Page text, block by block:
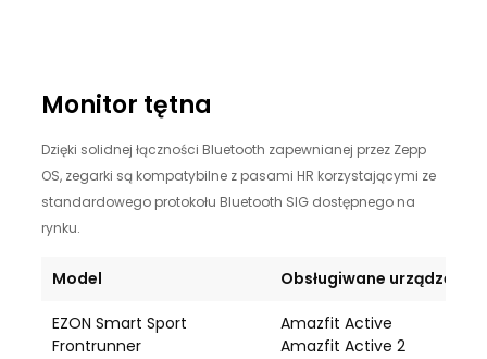
Monitor tętna
Dzięki solidnej łączności Bluetooth zapewnianej przez Zepp
OS, zegarki są kompatybilne z pasami HR korzystającymi ze
standardowego protokołu Bluetooth SIG dostępnego na
rynku.
Model Obsługiwane urządzenie
EZON Smart Sport
Frontrunner
Amazfit Active
Amazfit Active 2